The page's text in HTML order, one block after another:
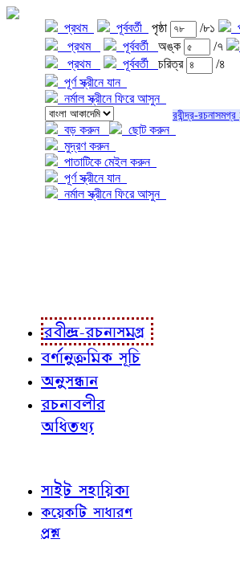
প্রথম পূর্ববর্তী পৃষ্ঠা /৮১
প্রথম
পূর্ববর্তী অঙ্ক /৭
প্রথম
পূর্ববর্তী চরিত্র
/৪
পূর্ণ স্ক্রীনে যান
নর্মাল স্ক্রীনে ফিরে আসুন
বড় করুন
ছোট করুন
মুদ্রণ করুন
পাতাটিকে মেইল করুন
পূর্ণ স্ক্রীনে যান
নর্মাল স্ক্রীনে ফিরে আসুন
রবীন্দ্র-রচনাসমগ্র
রবীন্দ্র-রচনাসমগ্র
বর্ণানুক্রমিক সূচি
অনুসন্ধান
রচনাবলীর
অধিতথ্য
সাইট সহায়িকা
কয়েকটি সাধারণ
প্রশ্ন